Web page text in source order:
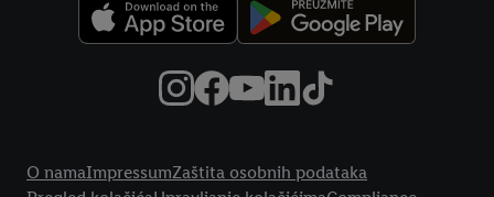
O namaImpressumZaštita osobnih podataka